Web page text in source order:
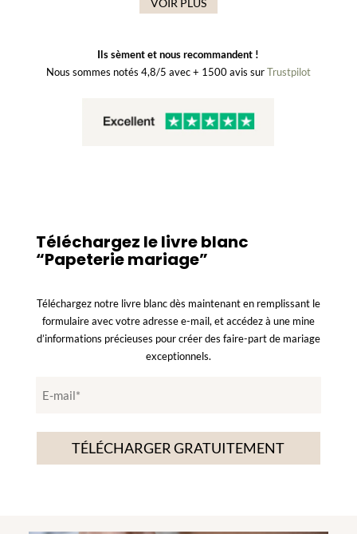
VOIR PLUS
Ils sèment et nous recommandent !
Nous sommes notés 4,8/5 avec + 1500 avis surTrustpilot
Téléchargez le livre blanc
“Papeterie mariage”
Téléchargez notre livre blanc dès maintenant en remplissant le
formulaire avec votre adresse e-mail, et accédez à une mine
d’informations précieuses pour créer des faire-part de mariage
exceptionnels.
a